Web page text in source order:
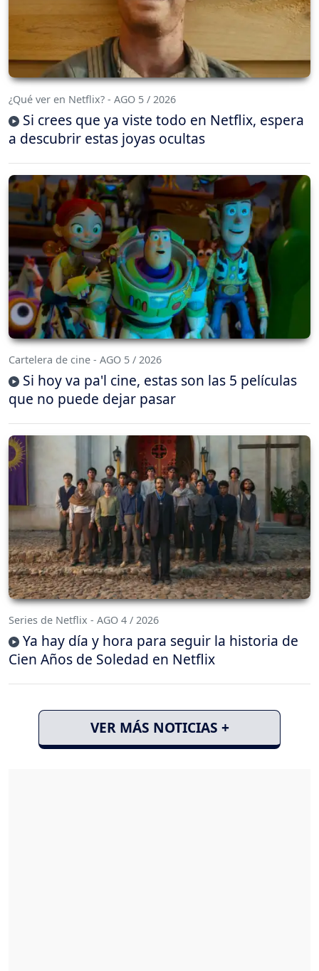
¿Qué ver en Netflix? - AGO 5 / 2026
Si crees que ya viste todo en Netflix, espera
a descubrir estas joyas ocultas
Cartelera de cine - AGO 5 / 2026
Si hoy va pa'l cine, estas son las 5 películas
que no puede dejar pasar
Series de Netflix - AGO 4 / 2026
Ya hay día y hora para seguir la historia de
Cien Años de Soledad en Netflix
VER MÁS NOTICIAS +